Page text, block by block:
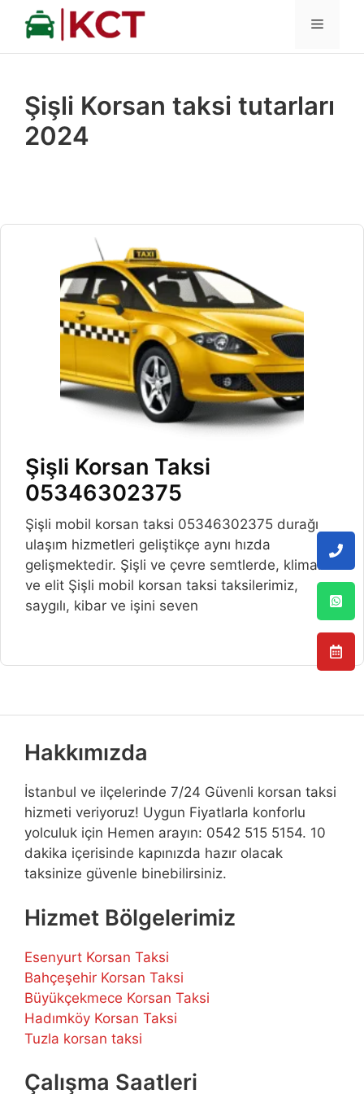
İçeriğe
MENÜ
Şişli Korsan taksi tutarları
2024
Şişli Korsan Taksi
05346302375
Şişli mobil korsan taksi 05346302375 durağı
ulaşım hizmetleri geliştikçe aynı hızda
gelişmektedir. Şişli ve çevre semtlerde, klimalı
ve elit Şişli mobil korsan taksi taksilerimiz,
saygılı, kibar ve işini seven
Hakkımızda
İstanbul ve ilçelerinde 7/24 Güvenli korsan taksi
hizmeti veriyoruz! Uygun Fiyatlarla konforlu
yolculuk için Hemen arayın: 0542 515 5154. 10
dakika içerisinde kapınızda hazır olacak
taksinize güvenle binebilirsiniz.
Hizmet Bölgelerimiz
Esenyurt Korsan Taksi
Bahçeşehir Korsan Taksi
Büyükçekmece Korsan Taksi
Hadımköy Korsan Taksi
Tuzla korsan taksi
Çalışma Saatleri